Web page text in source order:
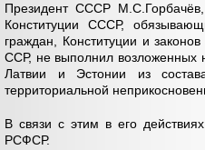
Президент СССР М.С.Горбачёв,
Конституции СССР,
граждан, Конституции и
ССР, не выполнил возложенных
Латвии и Эстонии из
территориальной
В связи с этим в его
РСФСР.